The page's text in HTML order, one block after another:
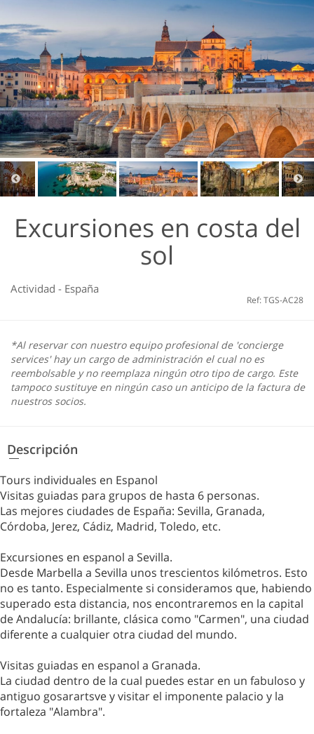
Excursiones en costa del
sol
Actividad - España
Ref: TGS-AC28
*Al reservar con nuestro equipo profesional de 'concierge
services' hay un cargo de administración el cual no es
reembolsable y no reemplaza ningún otro tipo de cargo. Este
tampoco sustituye en ningún caso un anticipo de la factura de
nuestros socios.
Descripción
Tours individuales en Espanol
Visitas guiadas para grupos de hasta 6 personas.
Las mejores ciudades de España: Sevilla, Granada,
Córdoba, Jerez, Cádiz, Madrid, Toledo, etc.
Excursiones en espanol a Sevilla.
Desde Marbella a Sevilla unos trescientos kilómetros. Esto
no es tanto. Especialmente si consideramos que, habiendo
superado esta distancia, nos encontraremos en la capital
de Andalucía: brillante, clásica como "Carmen", una ciudad
diferente a cualquier otra ciudad del mundo.
Visitas guiadas en espanol a Granada.
La ciudad dentro de la cual puedes estar en un fabuloso y
antiguo gosarartsve y visitar el imponente palacio y la
fortaleza "Alambra".